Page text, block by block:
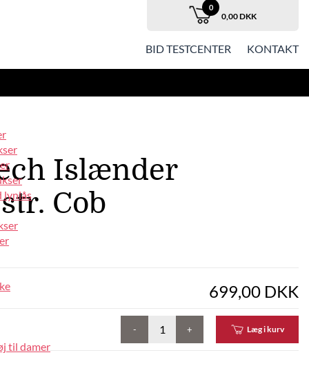
0
0,00 DKK
BID TESTCENTER KONTAKT
lynlås
til damer
Islænder
Cob
699,00 DKK
- + Læg i kurv